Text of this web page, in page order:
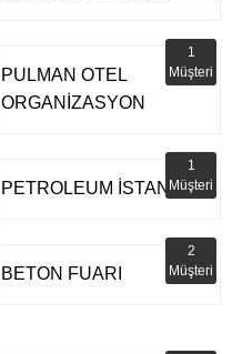
PULMAN OTEL
ORGANİZASYON
1
Müşteri
PETROLEUM İSTANBUL
1
Müşteri
BETON FUARI
2
Müşteri